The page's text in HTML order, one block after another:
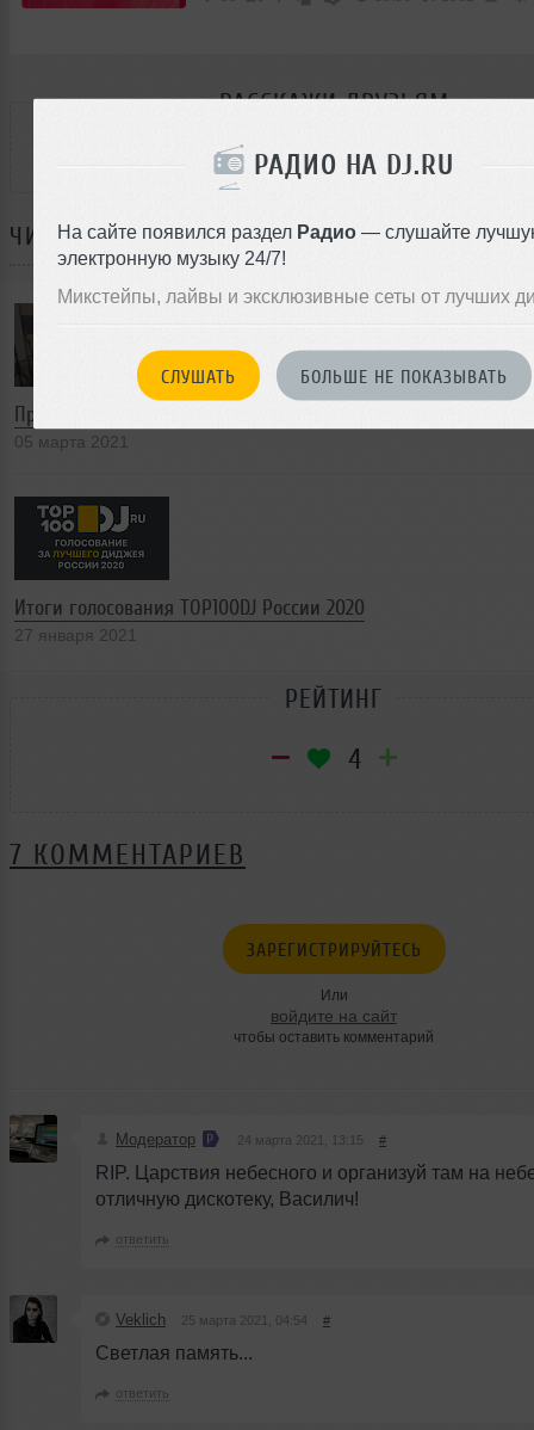
РАДИО НА DJ.RU
На сайте появился раздел Радио — слушайте
электронную музыку 24/7!
Микстейпы, лайвы и эксклюзивные сеты от лучших
СЛУШАТЬ БОЛЬШЕ НЕ ПОКАЗЫВАТЬ
РАССКАЖИ ДРУЗЬЯМ
ЧИТАЙТЕ ТАКЖЕ:
Проект Svoboda Zvuka выпустил компиляцию Budem
05 марта 2021
Итоги голосования TOP100DJ России 2020
27 января 2021
РЕЙТИНГ
4
7 КОММЕНТАРИЕВ
ЗАРЕГИСТРИРУЙТЕСЬ
Или
войдите на сайт
чтобы оставить комментарий
Модератор 24 марта 2021, 13:15 #
RIP. Царствия небесного и организуй там на
отличную дискотеку, Василич!
ответить
Veklich 25 марта 2021, 04:54 #
Светлая память...
ответить